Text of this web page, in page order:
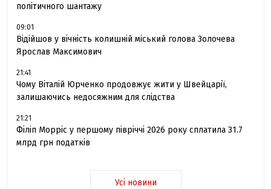
політичного шантажу
09:01
Відійшов у вічність колишній міський голова Золочева
Ярослав Максимович
21:41
Чому Віталій Юрченко продовжує жити у Швейцарії,
залишаючись недосяжним для слідства
21:21
Філіп Морріс у першому півріччі 2026 року сплатила 31.7
млрд грн податків
Усі новини